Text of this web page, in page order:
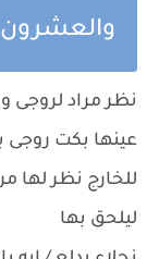
نظر مراد لروجى
عينها بكت روجى
للخارج نظر لها
ليلحق بها